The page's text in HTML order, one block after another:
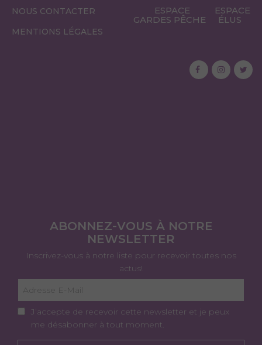
NOUS CONTACTER
MENTIONS LÉGALES
ESPACE
GARDES PÊCHE
ESPACE
ÉLUS
ABONNEZ-VOUS À NOTRE
NEWSLETTER
Inscrivez-vous à notre liste pour recevoir toutes nos
actus!
J’accepte de recevoir cette newsletter et je peux
me désabonner à tout moment.